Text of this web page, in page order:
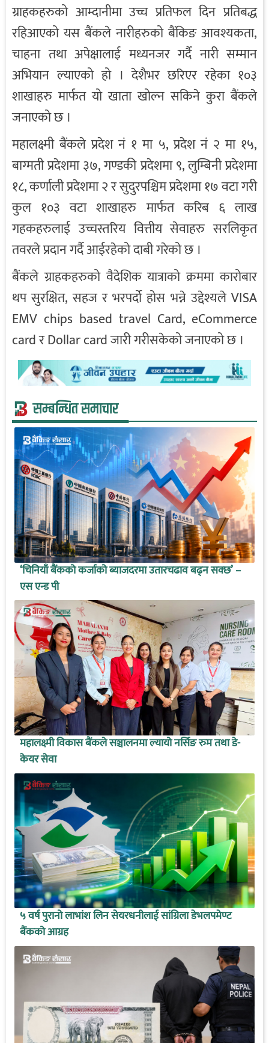
ग्राहकहरुको आम्दानीमा उच्च प्रतिफल दिन प्रतिबद्ध
रहिआएको यस बैंकले नारीहरुको बैंकिङ आवश्यकता,
चाहना तथा अपेक्षालाई मध्यनजर गर्दै नारी सम्मान
अभियान ल्याएको हो । देशैभर छरिएर रहेका १०३
शाखाहरु मार्फत यो खाता खोल्न सकिने कुरा बैंकले
जनाएको छ ।
महालक्ष्मी बैंकले प्रदेश नं १ मा ५, प्रदेश नं २ मा १५,
बाग्मती प्रदेशमा ३७, गण्डकी प्रदेशमा ९, लुम्बिनी प्रदेशमा
१८, कर्णाली प्रदेशमा २ र सुदुरपश्चिम प्रदेशमा १७ वटा गरी
कुल १०३ वटा शाखाहरु मार्फत करिब ६ लाख
गहकहरुलाई उच्चस्तरिय वित्तीय सेवाहरु सरलिकृत
तवरले प्रदान गर्दै आईरहेको दाबी गरेको छ ।
बैंकले ग्राहकहरुको वैदेशिक यात्राको क्रममा कारोबार
थप सुरक्षित, सहज र भरपर्दो होस भन्ने उद्देश्यले VISA
EMV chips based travel Card, eCommerce
card र Dollar card जारी गरीसकेको जनाएको छ ।
सम्बन्धित समाचार
‘चिनियाँ बैंकको कर्जाको ब्याजदरमा उतारचढाव बढ्न सक्छ’ –
एस एन्ड पी
महालक्ष्मी विकास बैंकले सञ्चालनमा ल्यायो नर्सिङ रुम तथा डे-
केयर सेवा
५ वर्ष पुरानो लाभांश लिन सेयरधनीलाई सांग्रिला डेभलपमेण्ट
बैंकको आग्रह